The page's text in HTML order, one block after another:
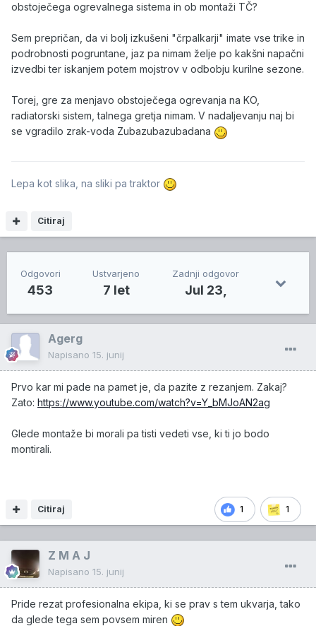
obstoječega ogrevalnega sistema in ob montaži TČ?
Sem prepričan, da vi bolj izkušeni "črpalkarji" imate vse trike in
podrobnosti pogruntane, jaz pa nimam želje po kakšni napačni
izvedbi ter iskanjem potem mojstrov v odbobju kurilne sezone.
Torej, gre za menjavo obstoječega ogrevanja na KO,
radiatorski sistem, talnega gretja nimam. V nadaljevanju naj bi
se vgradilo zrak-voda Zubazubazubadana
Citiraj
Lepa kot slika, na sliki pa traktor
Odgovori
453
Ustvarjeno
7 let
Zadnji odgovor
Jul 23,
Agerg
Napisano 15. junij
Prvo kar mi pade na pamet je, da pazite z rezanjem. Zakaj?
Zato: https://www.youtube.com/watch?v=Y_bMJoAN2ag
Glede montaže bi morali pa tisti vedeti vse, ki ti jo bodo
montirali.
1 1
Citiraj
Z M A J
Napisano 15. junij
Pride rezat profesionalna ekipa, ki se prav s tem ukvarja, tako
da glede tega sem povsem miren